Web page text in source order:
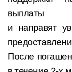
выплаты
и направят
После